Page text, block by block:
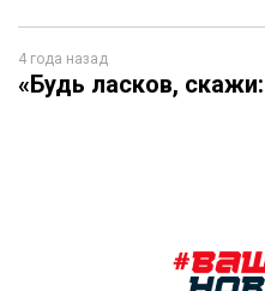
4 года назад
«Будь ласков,